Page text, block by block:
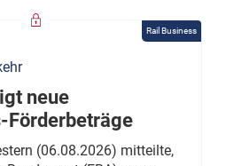
Rail Business
neue
Förderbeträge
(06.08.2026) mitteilte,